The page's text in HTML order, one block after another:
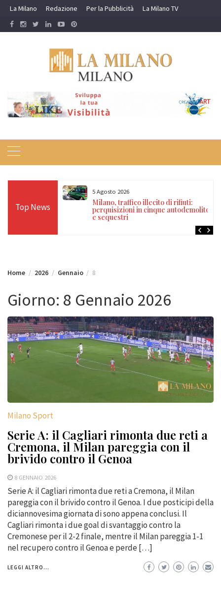
Skip
content
La Milano Redazione Per la Pubblicità La Milano TV
Top News
rifiuti:
autodemolitori
5 Agosto 2026
Milano, furto in un’edicola del centro:
due arrestati, sequestrato un
dispositivo jammer
Home 2026 Gennaio 8
Giorno: 8 Gennaio 2026
Milano Sport
Serie A: il Cagliari rimonta due reti a
Cremona, il Milan pareggia con il
brivido contro il Genoa
8 GENNAIO 2026
Serie A: il Cagliari rimonta due reti a Cremona, il Milan
pareggia con il brivido contro il Genoa. I due posticipi della
diciannovesima giornata di sono appena conclusi. Il
Cagliari rimonta i due goal di svantaggio contro la
Cremonese per il 2-2 finale, mentre il Milan pareggia 1-1
nel recupero contro il Genoa e perde […]
LEGGI ALTRO...